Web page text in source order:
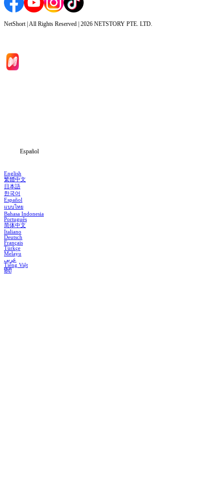
NetShort | All Rights Reserved | 2026 NETSTORY PTE. LTD.
Español
English
繁體中文
日本語
한국어
Español
แบบไทย
Bahasa Indonesia
Português
简体中文
Italiano
Deutsch
Français
Türkçe
Melayu
عربي
Tiếng Việt
हिंदी